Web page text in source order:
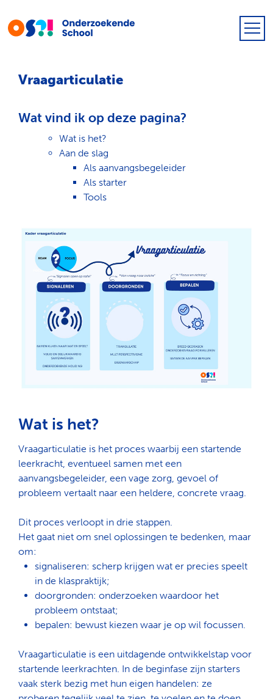
Vraagarticulatie
Wat vind ik op deze pagina?
Wat is het?
Aan de slag
Als aanvangsbegeleider
Als starter
Tools
Wat is het?
Vraagarticulatie is het proces waarbij een startende
leerkracht, eventueel samen met een
aanvangsbegeleider, een vage zorg, gevoel of
probleem vertaalt naar een heldere, concrete vraag.
Dit proces verloopt in drie stappen.
Het gaat niet om snel oplossingen te bedenken, maar
om:
signaliseren: scherp krijgen wat er precies speelt
in de klaspraktijk;
doorgronden: onderzoeken waardoor het
probleem ontstaat;
bepalen: bewust kiezen waar je op wil focussen.
Vraagarticulatie is een uitdagende ontwikkelstap voor
startende leerkrachten. In de beginfase zijn starters
vaak sterk bezig met hun eigen handelen: ze